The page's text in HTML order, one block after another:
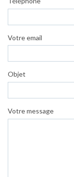
Votre email
Objet
Votre message